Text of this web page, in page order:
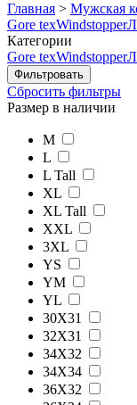
Главная > Мужская
Gore texWindstopper
Категории
Gore texWindstopper
Сбросить фильтры
Размер в наличии
M
L
L Tall
XL
XL Tall
XXL
3XL
YS
YM
YL
30X31
32X31
34X32
34X34
36X32